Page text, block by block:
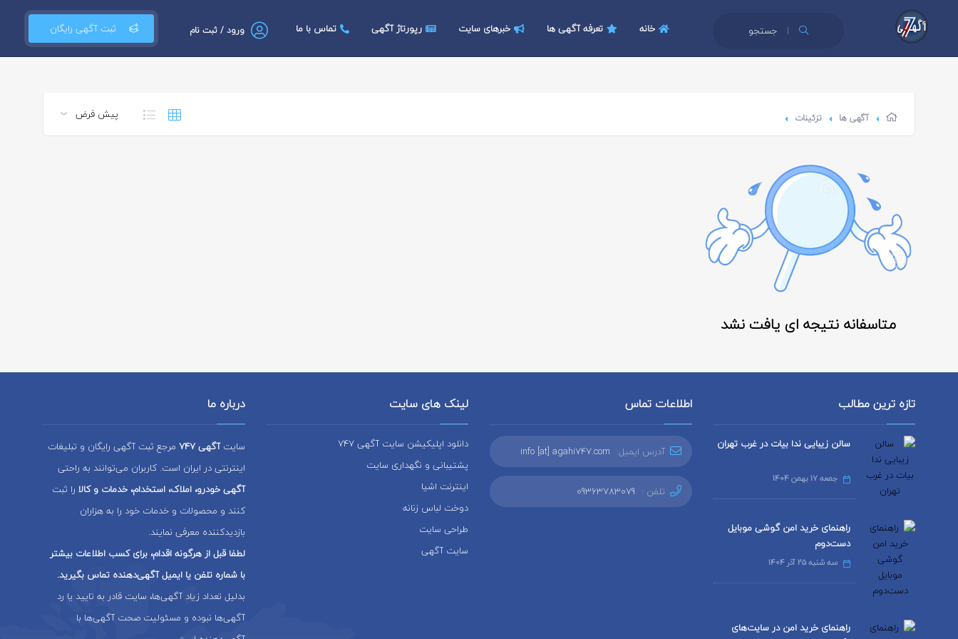
جستجو ورود / ثبت نام خانه تعرفه آگهی ها خبرهای سایت رپورتاژ آگهی تماس با ما
آگهی ها تزئینات
متاسفانه نتیجه ای یافت نشد
تازه ترین مطالب
سالن زیبایی ندا بیات در غرب تهران
جمعه 17 بهمن 1404
راهنمای خرید امن گوشی موبایل
دست‌دوم
سه شنبه 25 آذر 1404
راهنمای خرید امن در سایت‌های
اطلاعات تماس
آدرس ایمیل: info [at] agahi747.com
تلفن : 09363783079
لینک های سایت
دانلود اپلیکیشن سایت آگهی 747
پشتیبانی و نگهداری سایت
اینترنت اشیا
دوخت لباس زنانه
طراحی سایت
سایت آگهی
درباره ما
سایتآگهی 747
مرجع ثبت آگهی رایگان و تبلیغات
اینترنتی در ایران است. کاربران می‌توانند به راحتی
آگهی خودرو، املاک، استخدام، خدمات و کالا را ثبت
کنند و محصولات و خدمات خود را به هزاران
بازدیدکننده معرفی نمایند.
لطفا قبل از هرگونه اقدام، برای کسب اطلاعات بیشتر
با شماره تلفن یا ایمیل آگهی‌دهنده تماس بگیرید.
بدلیل تعداد زیاد آگهی‌ها، سایت قادر به تایید یا رد
آگهی‌ها نبوده و مسئولیت صحت آگهی‌ها با